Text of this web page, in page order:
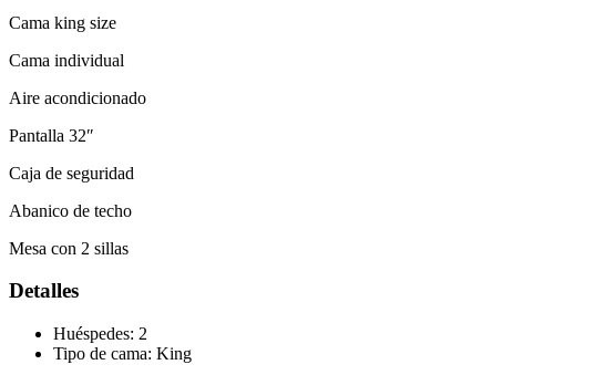
Cama king size
Cama individual
Aire acondicionado
Pantalla 32″
Caja de seguridad
Abanico de techo
Mesa con 2 sillas
Detalles
Huéspedes: 2
Tipo de cama: King